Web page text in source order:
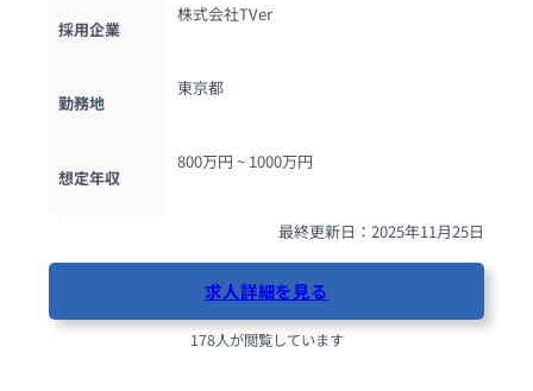
採用企業
株式会社TVer
勤務地
東京都
想定年収
800万円 ~ 1000万円
最終更新日：2025年11月25日
求人詳細を見る
178人が閲覧しています